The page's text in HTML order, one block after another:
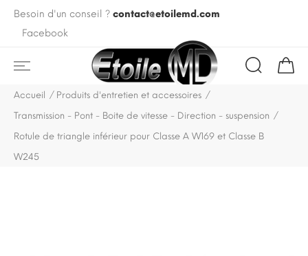
Besoin d'un conseil ? contact@etoilemd.com
Facebook
Accueil
Produits d'entretien et accessoires
Transmission - Pont - Boite de vitesse - Direction - suspension
Rotule de triangle inférieur pour Classe A W169 et Classe B
W245